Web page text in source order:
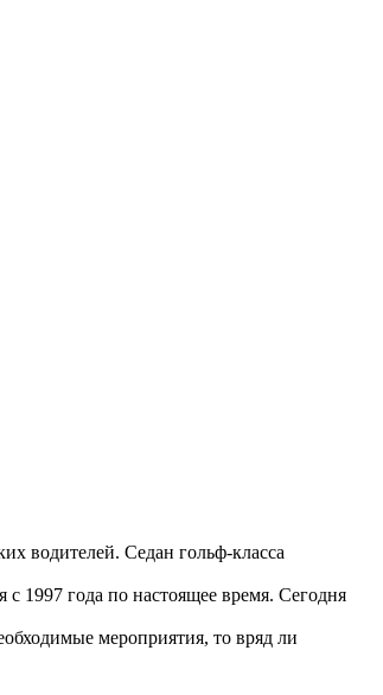
водителей. Седан гольф-класса
1997 года по настоящее время. Сегодня
мероприятия, то вряд ли